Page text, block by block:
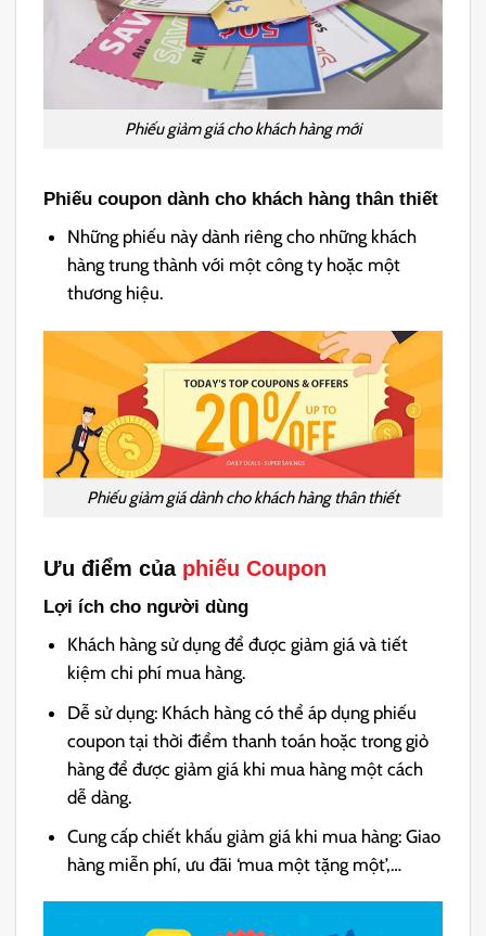
Phiếu giảm giá cho khách hàng mới
Phiếu coupon dành cho khách hàng thân thiết
Những phiếu này dành riêng cho những khách
hàng trung thành với một công ty hoặc một
thương hiệu.
Phiếu giảm giá dành cho khách hàng thân thiết
Ưu điểm của phiếu Coupon
Lợi ích cho người dùng
Khách hàng sử dụng để được giảm giá và tiết
kiệm chi phí mua hàng.
Dễ sử dụng: Khách hàng có thể áp dụng phiếu
coupon tại thời điểm thanh toán hoặc trong giỏ
hàng để được giảm giá khi mua hàng một cách
dễ dàng.
Cung cấp chiết khấu giảm giá khi mua hàng: Giao
hàng miễn phí, ưu đãi ‘mua một tặng một’,…